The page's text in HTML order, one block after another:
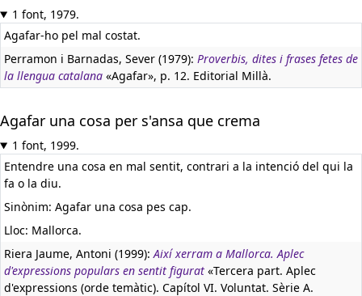
1 font, 1979.
Agafar-ho pel mal costat.
Perramon i Barnadas, Sever (1979): Proverbis, dites i frases fetes de
la llengua catalana «Agafar», p. 12. Editorial Millà.
Agafar una cosa per s'ansa que crema
1 font, 1999.
Entendre una cosa en mal sentit, contrari a la intenció del qui la
fa o la diu.
Sinònim: Agafar una cosa pes cap.
Lloc: Mallorca.
Riera Jaume, Antoni (1999):Així xerram a Mallorca. Aplec
d'expressions populars en sentit figurat «Tercera part. Aplec
d'expressions (orde temàtic). Capítol VI. Voluntat. Sèrie A.